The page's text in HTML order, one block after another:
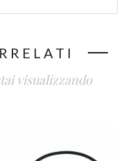
visualizzando